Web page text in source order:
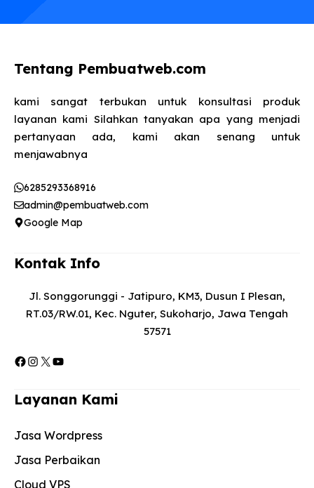
Tentang Pembuatweb.com
kami sangat terbukan untuk konsultasi produk
layanan kami Silahkan tanyakan apa yang menjadi
pertanyaan ada, kami akan senang untuk
menjawabnya​
6285293368916
admin@pembuatweb.com
Google Map
Kontak Info
Jl. Songgorunggi - Jatipuro, KM3, Dusun I Plesan,
RT.03/RW.01, Kec. Nguter, Sukoharjo, Jawa Tengah
57571
Facebook
Instagram
X YouTube
Layanan Kami
Jasa Wordpress
Jasa Perbaikan
Cloud VPS